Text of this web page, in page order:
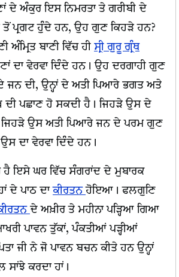
ਦੇ ਅੰਕੁਰ ਇਸ ਨਿਮਰਤਾ ਤੇ ਗਰੀਬੀ ਦੇ
ਤੋਂ ਪ੍ਰਗਟ ਹੁੰਦੇ ਹਨ, ਉਹ ਗੁਣ ਕਿਹੜੇ ਹਨ?
ਅੰਮ੍ਰਿਤ ਬਾਣੀ ਵਿੱਚ ਹੀ ਸ੍ਰੀ ਗੁਰੂ ਗ੍ਰੰਥ
ਦਾ ਵੇਰਵਾ ਦਿੰਦੇ ਹਨ। ਉਹ ਦਰਗਾਹੀ ਗੁਣ
ਦੇ ਜਨ ਦੀ, ਉਨ੍ਹਾਂ ਦੇ ਅਤੀ ਪਿਆਰੇ ਭਗਤ ਅਤੇ
ਪਛਾਣ ਹੋ ਸਕਦੀ ਹੈ। ਜਿਹੜੇ ਉਸ ਦੇ
ਉਸ ਅਤੀ ਪਿਆਰੇ ਜਨ ਦੇ ਪਰਮ ਗੁਣ
ਦਾ ਵੇਰਵਾ ਦਿੰਦੇ ਹਨ।
ਹੈ ਇਸੇ ਘਰ ਵਿੱਚ ਸੰਗਰਾਂਦ ਦੇ ਮੁਬਾਰਕ
ਦੇ ਪਾਠ ਦਾਕੀਰਤਨਹੋਇਆ। ਫਲਗੁਣਿ
ਦੇ ਅਖ਼ੀਰ ਤੇ ਮਹੀਨਾ ਪੜ੍ਹਿਆ ਗਿਆ
ਪਾਵਨ ਤੁੱਕਾਂ, ਪੰਕਤੀਆਂ ਪੜ੍ਹੀਆਂ
ਜੀ ਨੇ ਜੋ ਪਾਵਨ ਬਚਨ ਕੀਤੇ ਹਨ ਉਨ੍ਹਾਂ
ਕਰਦਾ ਹਾਂ।